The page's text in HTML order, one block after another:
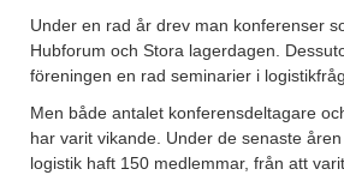
Under en rad år drev man konferenser
Hubforum och Stora lagerdagen.
föreningen en rad seminarier i
Men både antalet konferensdeltagare
har varit vikande. Under de senaste
logistik haft 150 medlemmar, från att